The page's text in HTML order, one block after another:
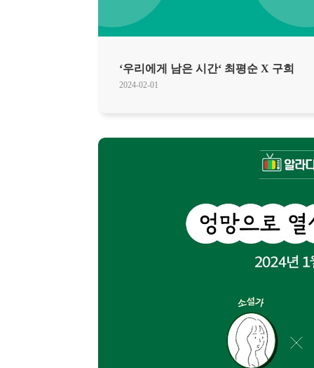
‘우리에게 남은 시간‘ 최평순 X 구희
2024-02-01